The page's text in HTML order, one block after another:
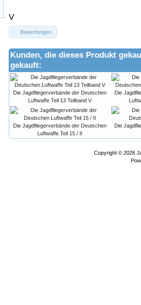
V
Bewertungen
Kunden, die dieses Produkt
gekauft:
Die Jagdfliegerverbände der Deutschen
Luftwaffe Teil 13 Teilband V
Die
Die Jagdfliegerverbände der Deutschen
Luftwaffe Teil 15 / II
Die
Copyright © 2026